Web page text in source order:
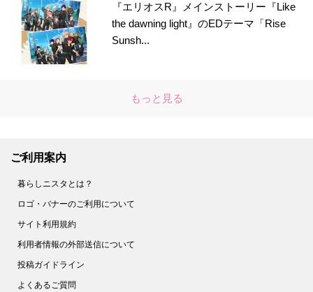
『エリオスR』メインストーリー『Like
the dawning light』のEDテーマ「Rise
Sunsh...
もっと見る
ご利用案内
暮らしニスタとは？
ロゴ・バナーのご利用について
サイト利用規約
利用者情報の外部送信について
投稿ガイドライン
よくあるご質問